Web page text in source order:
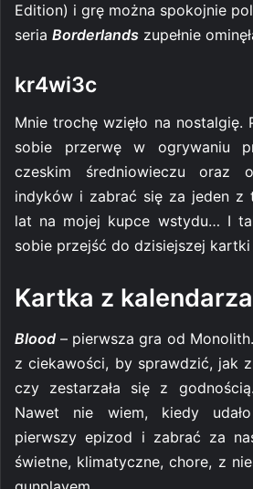
Edition) i grę można spokojnie
seria Borderlands zupełnie
kr4wi3c
Mnie trochę wzięło na nostalgię.
sobie przerwę w ogrywaniu
czeskim średniowieczu oraz
indyków i zabrać się za jeden z
lat na mojej kupce wstydu… I
sobie przejść do dzisiejszej
Kartka z kalendarza
Blood – pierwsza gra od Monolith.
z ciekawości, by sprawdzić, jak
czy zestarzała się z
Nawet nie wiem, kiedy
pierwszy epizod i zabrać za
świetne, klimatyczne, chore, z